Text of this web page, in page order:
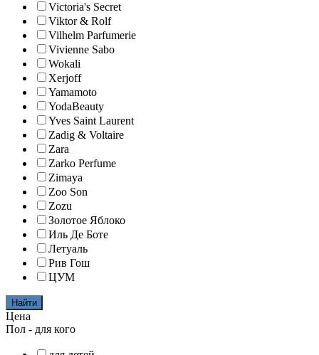
Victoria's Secret
Viktor & Rolf
Vilhelm Parfumerie
Vivienne Sabo
Wokali
Xerjoff
Yamamoto
YodaBeauty
Yves Saint Laurent
Zadig & Voltaire
Zara
Zarko Perfume
Zimaya
Zoo Son
Zozu
Золотое Яблоко
Иль Де Боте
Летуаль
Рив Гош
ЦУМ
Найти
Цена
Пол - для кого